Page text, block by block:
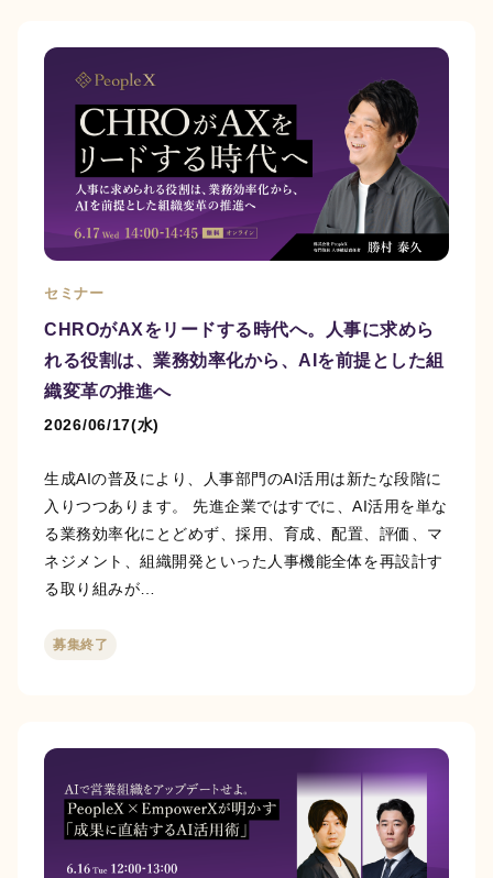
セミナー
CHROがAXをリードする時代へ。人事に求めら
れる役割は、業務効率化から、AIを前提とした組
織変革の推進へ
2026/06/17(水)
生成AIの普及により、人事部門のAI活用は新たな段階に
入りつつあります。 先進企業ではすでに、AI活用を単な
る業務効率化にとどめず、採用、育成、配置、評価、マ
ネジメント、組織開発といった人事機能全体を再設計す
る取り組みが…
募集終了